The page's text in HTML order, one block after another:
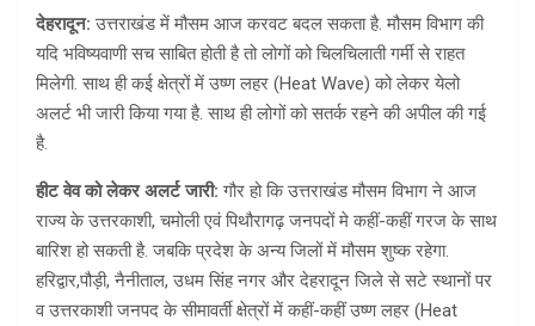
देहरादून:उत्तराखंड में मौसम आज करवट बदल सकता है. मौसम विभाग की
यदि भविष्यवाणी सच साबित होती है तो लोगों को चिलचिलाती गर्मी से राहत
मिलेगी. साथ ही कई क्षेत्रों में उष्ण लहर (Heat Wave) को लेकर येलो
अलर्ट भी जारी किया गया है. साथ ही लोगों को सतर्क रहने की अपील की गई
है.
हीट वेव को लेकर अलर्ट जारी:गौर हो कि उत्तराखंड मौसम विभाग ने आज
राज्य के उत्तरकाशी, चमोली एवं पिथौरागढ़ जनपदों मे कहीं-कहीं गरज के साथ
बारिश हो सकती है. जबकि प्रदेश के अन्य जिलों में मौसम शुष्क रहेगा.
हरिद्वार,पौड़ी, नैनीताल, उधम सिंह नगर और देहरादून जिले से सटे स्थानों पर
व उत्तरकाशी जनपद के सीमावर्ती क्षेत्रों में कहीं-कहीं उष्ण लहर (Heat